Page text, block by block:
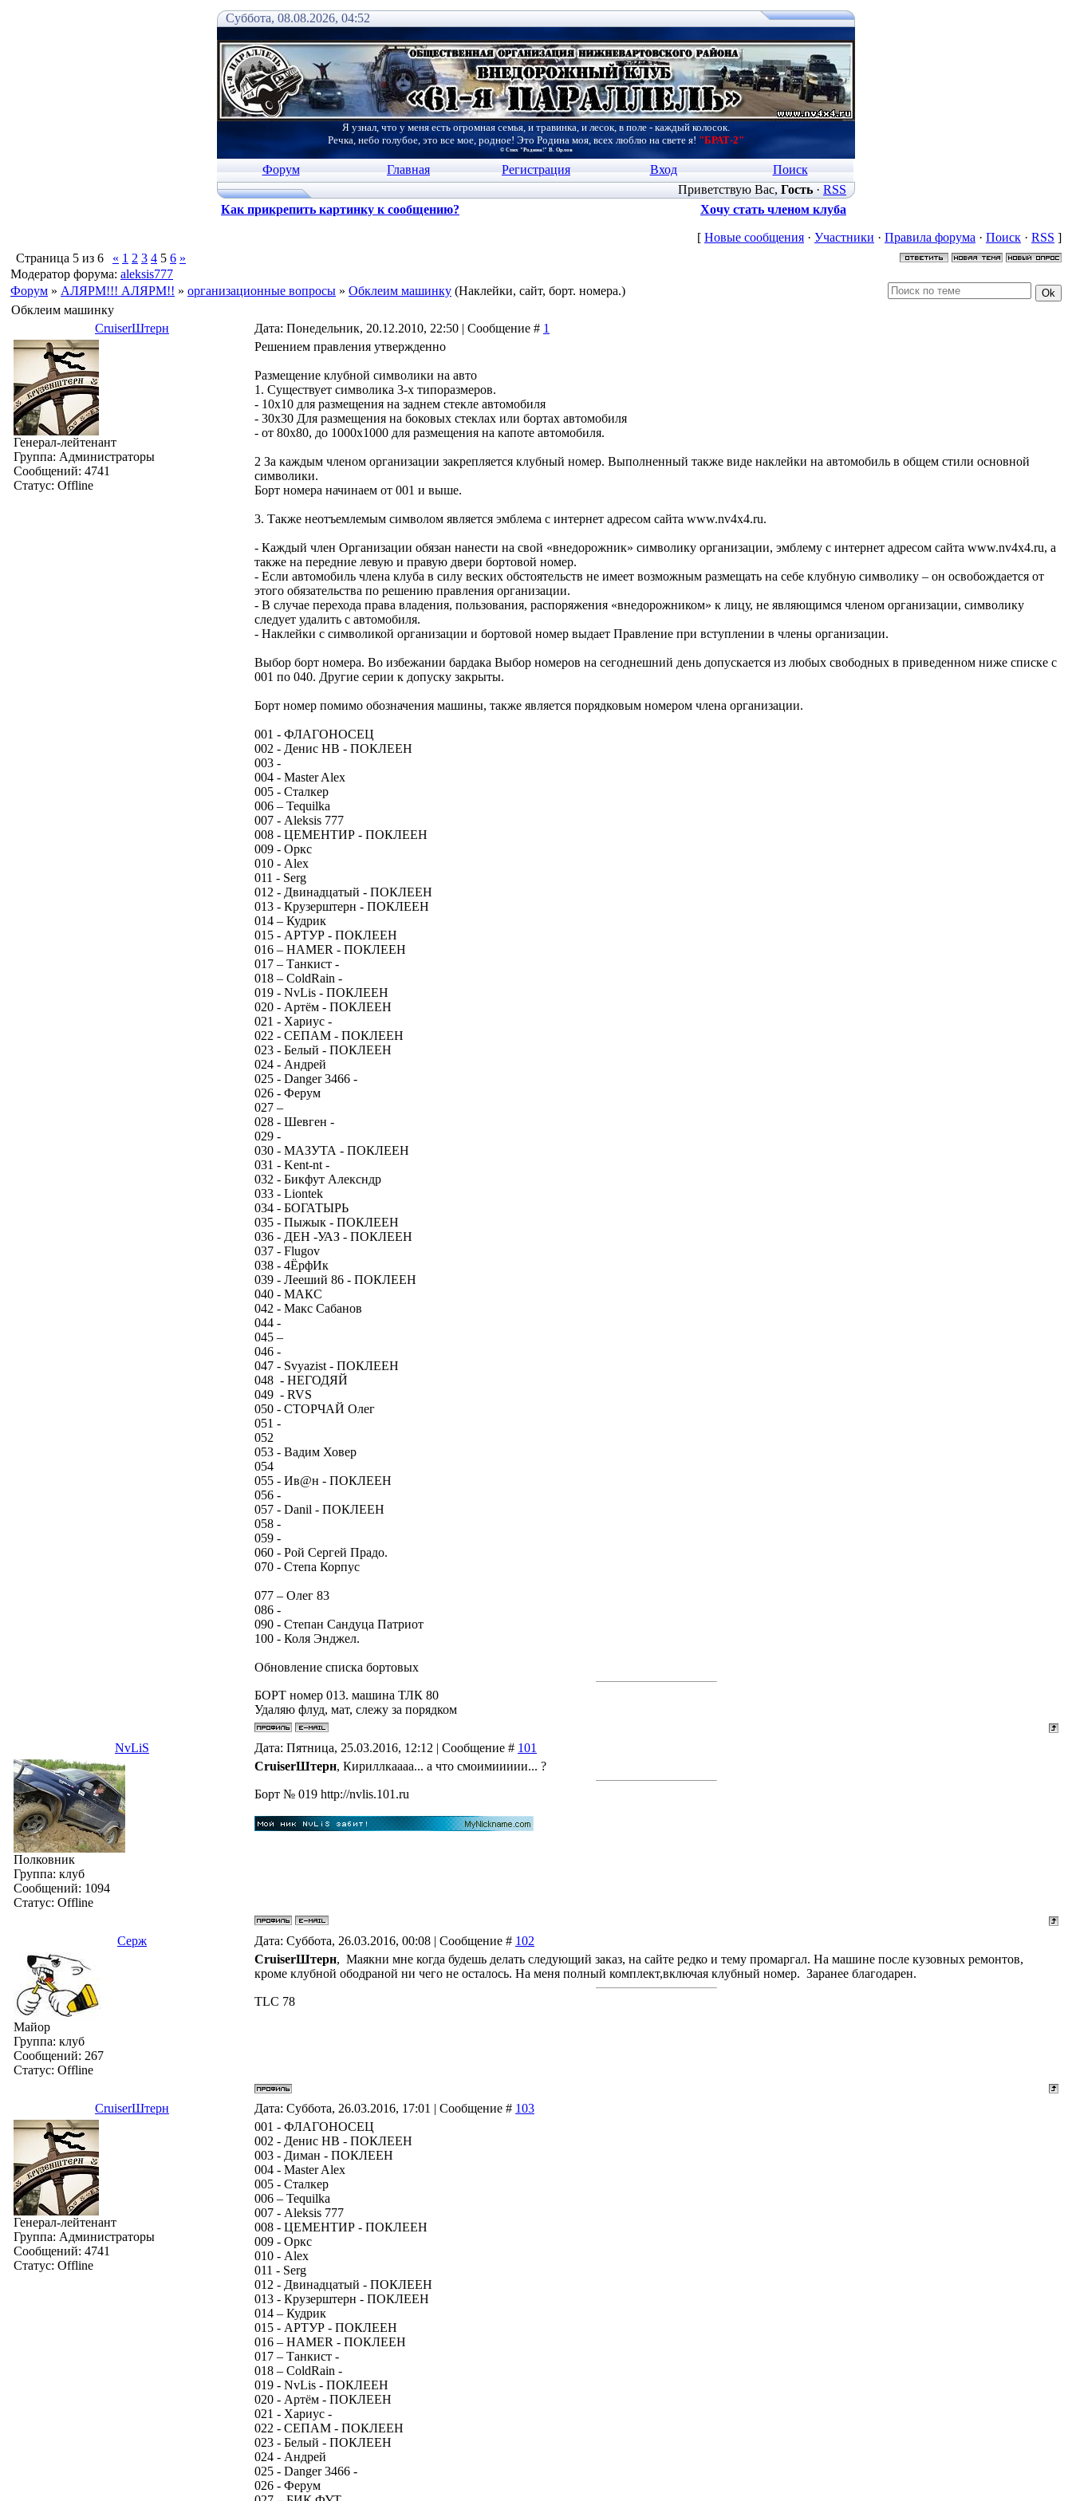
Суббота, 08.08.2026, 04:52
Я узнал, что у меня есть огромная семья, и травинка, и лесок, в поле - каждый колосок.
Речка, небо голубое, это все мое, родное! Это Родина моя, всех люблю на свете я! "БРАТ-2"
© Стих "Родина!" В. Орлов
Форум Главная Регистрация Вход
Поиск
Приветствую Вас, Гость· RSS
Как прикрепить картинку к сообщению?
Хочу стать членом клуба
[ Новые сообщения · Участники · Правила форума · Поиск · RSS ]
Страница 5 из 6 « 1 2 3 4 5 6 »
Модератор форума: aleksis777
Форум » АЛЯРМ!!! АЛЯРМ!! » организационные вопросы » Обклеим машинку (Наклейки, сайт, борт. номера.)
Обклеим машинку
СruiserШтерн
Дата: Понедельник, 20.12.2010, 22:50 | Сообщение # 1
Генерал-лейтенант
Группа: Администраторы
Сообщений: 4741
Статус: Offline
Решением правления утвержденно
Размещение клубной символики на авто
1. Существует символика 3-х типоразмеров.
- 10х10 для размещения на заднем стекле автомобиля
- 30х30 Для размещения на боковых стеклах или бортах автомобиля
- от 80х80, до 1000х1000 для размещения на капоте автомобиля.
2 За каждым членом организации закрепляется клубный номер. Выполненный также виде наклейки на автомобиль в общем стили основной
символики.
Борт номера начинаем от 001 и выше.
3. Также неотъемлемым символом является эмблема с интернет адресом сайта www.nv4x4.ru.
- Каждый член Организации обязан нанести на свой «внедорожник» символику организации, эмблему с интернет адресом сайта www.nv4x4.ru, а
также на передние левую и правую двери бортовой номер.
- Если автомобиль члена клуба в силу веских обстоятельств не имеет возможным размещать на себе клубную символику – он освобождается от
этого обязательства по решению правления организации.
- В случае перехода права владения, пользования, распоряжения «внедорожником» к лицу, не являющимся членом организации, символику
следует удалить с автомобиля.
- Наклейки с символикой организации и бортовой номер выдает Правление при вступлении в члены организации.
Выбор борт номера. Во избежании бардака Выбор номеров на сегоднешний день допускается из любых свободных в приведенном ниже списке с
001 по 040. Другие серии к допуску закрыты.
Борт номер помимо обозначения машины, также является порядковым номером члена организации.
001 - ФЛАГОНОСЕЦ
002 - Денис НВ - ПОКЛЕЕН
003 -
004 - Master Alex
005 - Сталкер
006 – Tequilka
007 - Аleksis 777
008 - ЦЕМЕНТИР - ПОКЛЕЕН
009 - Оркс
010 - Alex
011 - Serg
012 - Двинадцатый - ПОКЛЕЕН
013 - Крузерштерн - ПОКЛЕЕН
014 – Кудрик
015 - АРТУР - ПОКЛЕЕН
016 – HAMER - ПОКЛЕЕН
017 – Танкист -
018 – ColdRain -
019 - NvLis - ПОКЛЕЕН
020 - Артём - ПОКЛЕЕН
021 - Хариус -
022 - СЕПАМ - ПОКЛЕЕН
023 - Белый - ПОКЛЕЕН
024 - Андрей
025 - Danger 3466 -
026 - Ферум
027 –
028 - Шевген -
029 -
030 - МАЗУТА - ПОКЛЕЕН
031 - Kent-nt -
032 - Бикфут Алексндр
033 - Liontek
034 - БОГАТЫРЬ
035 - Пыжык - ПОКЛЕЕН
036 - ДЕН -УАЗ - ПОКЛЕЕН
037 - Flugov
038 - 4ЁрфИк
039 - Лееший 86 - ПОКЛЕЕН
040 - МАКС
042 - Макс Сабанов
044 -
045 –
046 -
047 - Svyazist - ПОКЛЕЕН
048 - НЕГОДЯЙ
049 - RVS
050 - СТОРЧАЙ Олег
051 -
052
053 - Вадим Ховер
054
055 - Ив@н - ПОКЛЕЕН
056 -
057 - Danil - ПОКЛЕЕН
058 -
059 -
060 - Рой Сергей Прадо.
070 - Степа Корпус
077 – Олег 83
086 -
090 - Степан Сандуца Патриот
100 - Коля Энджел.
Обновление списка бортовых
БОРТ номер 013. машина ТЛК 80
Удаляю флуд, мат, слежу за порядком
NvLiS Дата: Пятница, 25.03.2016, 12:12 | Сообщение # 101
Полковник
Группа: клуб
Сообщений: 1094
Статус: Offline
СruiserШтерн, Кириллкаааа... а что смоимиииии... ?
Бoрт № 019 http://nvlis.101.ru
Серж Дата: Суббота, 26.03.2016, 00:08 | Сообщение # 102
Майор
Группа: клуб
Сообщений: 267
Статус: Offline
СruiserШтерн, Маякни мне когда будешь делать следующий заказ, на сайте редко и тему промаргал. На машине после кузовных ремонтов,
кроме клубной ободраной ни чего не осталось. На меня полный комплект,включая клубный номер. Заранее благодарен.
TLC 78
СruiserШтерн Дата: Суббота, 26.03.2016, 17:01 | Сообщение # 103
Генерал-лейтенант
Группа: Администраторы
Сообщений: 4741
Статус: Offline
001 - ФЛАГОНОСЕЦ
002 - Денис НВ - ПОКЛЕЕН
003 - Диман - ПОКЛЕЕН
004 - Master Alex
005 - Сталкер
006 – Tequilka
007 - Аleksis 777
008 - ЦЕМЕНТИР - ПОКЛЕЕН
009 - Оркс
010 - Alex
011 - Serg
012 - Двинадцатый - ПОКЛЕЕН
013 - Крузерштерн - ПОКЛЕЕН
014 – Кудрик
015 - АРТУР - ПОКЛЕЕН
016 – HAMER - ПОКЛЕЕН
017 – Танкист -
018 – ColdRain -
019 - NvLis - ПОКЛЕЕН
020 - Артём - ПОКЛЕЕН
021 - Хариус -
022 - СЕПАМ - ПОКЛЕЕН
023 - Белый - ПОКЛЕЕН
024 - Андрей
025 - Danger 3466 -
026 - Ферум